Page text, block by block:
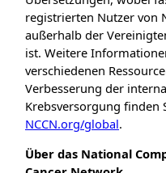
registrierten Nutzer von
außerhalb der
ist. Weitere
verschiedenen
Verbesserung der
Krebsversorgung finden
NCCN.org/global.
Über das National